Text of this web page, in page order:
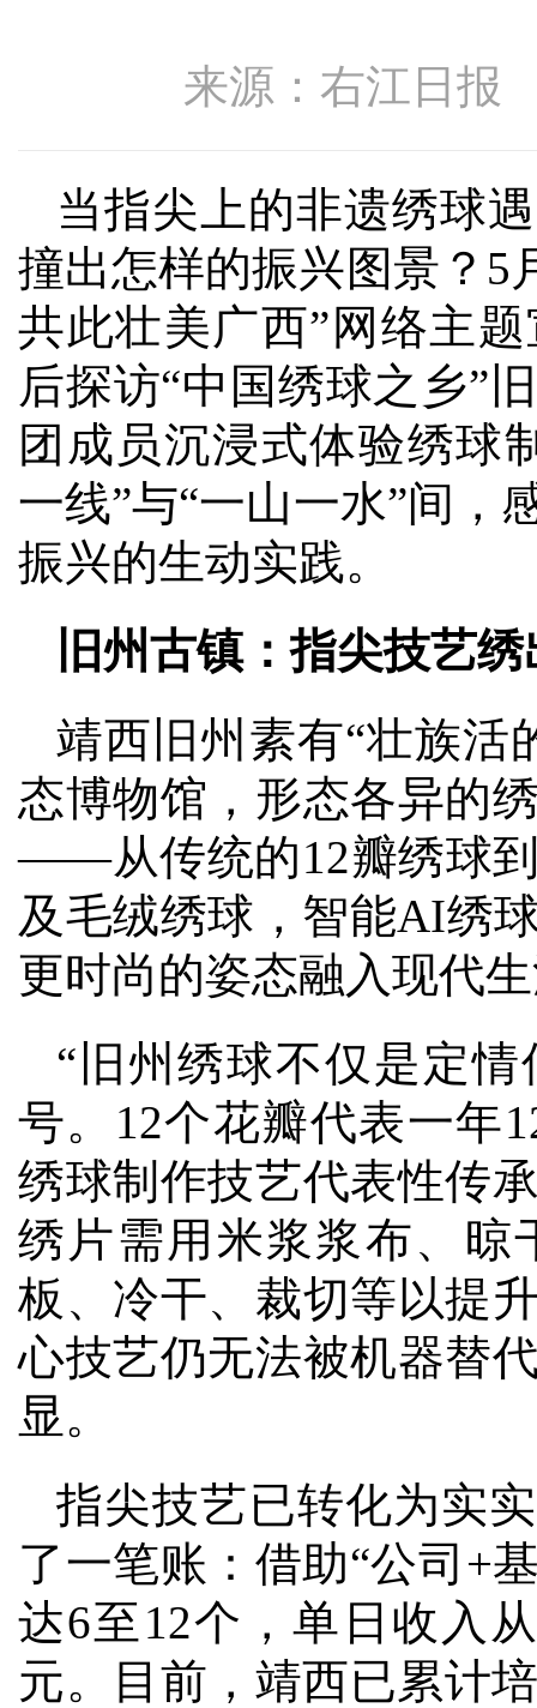
来源：右江日报
当指尖上的非遗绣球
撞出怎样的振兴图景？5
共此壮美广西”网络主
后探访“中国绣球之乡”
团成员沉浸式体验绣球
一线”与“一山一水”间，
振兴的生动实践。
旧州古镇：指尖技艺
靖西旧州素有“壮族活
态博物馆，形态各异的
——从传统的12瓣绣球
及毛绒绣球，智能AI绣
更时尚的姿态融入现代
“旧州绣球不仅是定
号。12个花瓣代表一年
绣球制作技艺代表性传
绣片需用米浆浆布、晾
板、冷干、裁切等以提
心技艺仍无法被机器替
显。
指尖技艺已转化为实
了一笔账：借助“公司+
达6至12个，单日收入
元。目前，靖西已累计